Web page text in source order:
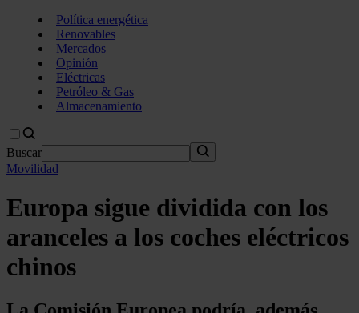
Política energética
Renovables
Mercados
Opinión
Eléctricas
Petróleo & Gas
Almacenamiento
Buscar
Movilidad
Europa sigue dividida con los
aranceles a los coches eléctricos
chinos